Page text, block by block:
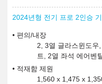
2024년형 전기 프로 2인승
편의/내장
2, 3열 글라스윈도우
트, 2열 좌석 에어벤
적재함 제원
1,560 x 1,475 x